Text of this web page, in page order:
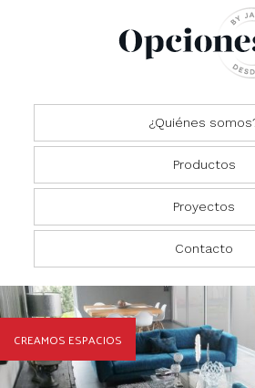
¿Quiénes
Productos
Closets
Comedores
Cocinas
Salas
Recámaras
Proyectos
Residencial
Oficinas
Comercial
Contacto
CREAMOS ESPACIOS